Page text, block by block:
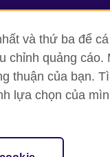
Cookie Sơ
và thứ ba để
chỉnh quảng
thuận của bạn.
lựa chọn của